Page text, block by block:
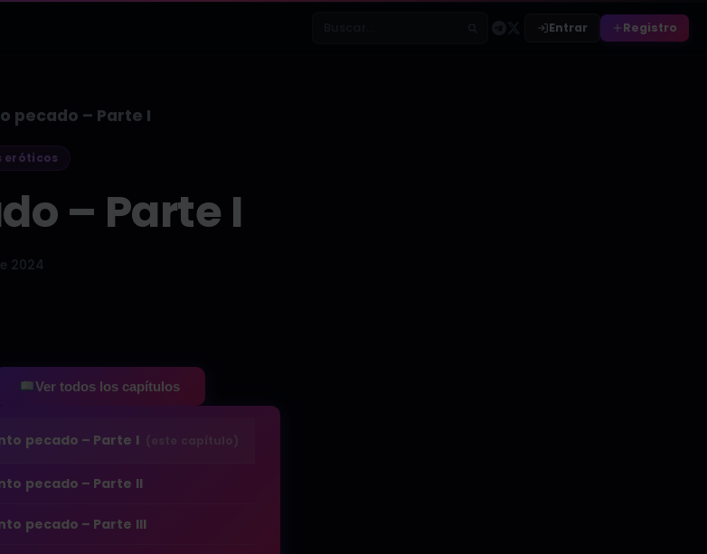
Entrar Registro
pecado – Parte I
eróticos
– Parte I
2024
Ver todos los capítulos
pecado – Parte I (este capítulo)
pecado – Parte II
pecado – Parte III